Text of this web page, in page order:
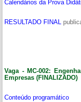
Calendários da Prova
RESULTADO FINAL
Vaga - MC-002:
Empresas (FINALIZADO)
Conteúdo programático